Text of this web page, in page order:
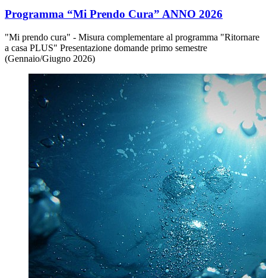
Programma “Mi Prendo Cura” ANNO 2026
"Mi prendo cura" - Misura complementare al programma "Ritornare
a casa PLUS" Presentazione domande primo semestre
(Gennaio/Giugno 2026)